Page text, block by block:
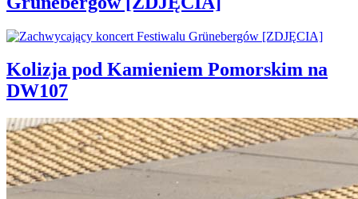
Kolizja pod Kamieniem Pomorskim na
DW107